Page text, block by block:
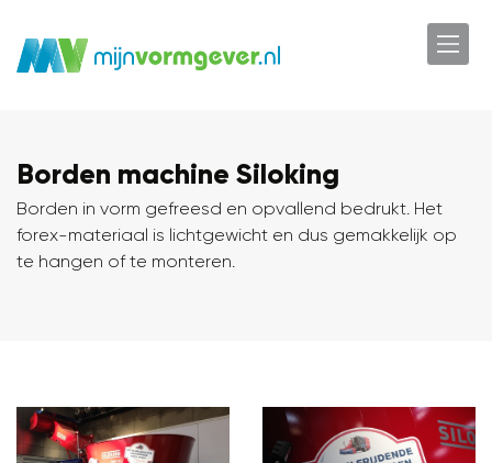
Borden machine Siloking
Borden in vorm gefreesd en opvallend bedrukt. Het
forex-materiaal is lichtgewicht en dus gemakkelijk op
te hangen of te monteren.